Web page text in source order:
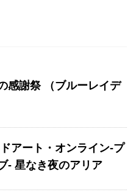
感謝祭 （ブルーレイデ
アート・オンライン-プ
- 星なき夜のアリア